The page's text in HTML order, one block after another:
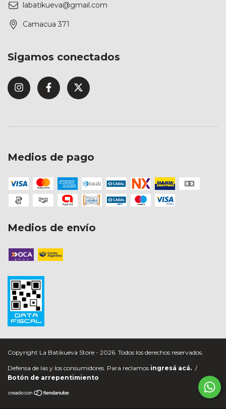
labatikueva@gmail.com
Camacua 371
Sigamos conectados
Medios de pago
Medios de envío
Copyright La Batikueva Store - 2026. Todos los derechos reservados.
Defensa de las y los consumidores. Para reclamos ingresá acá. /
Botón de arrepentimiento